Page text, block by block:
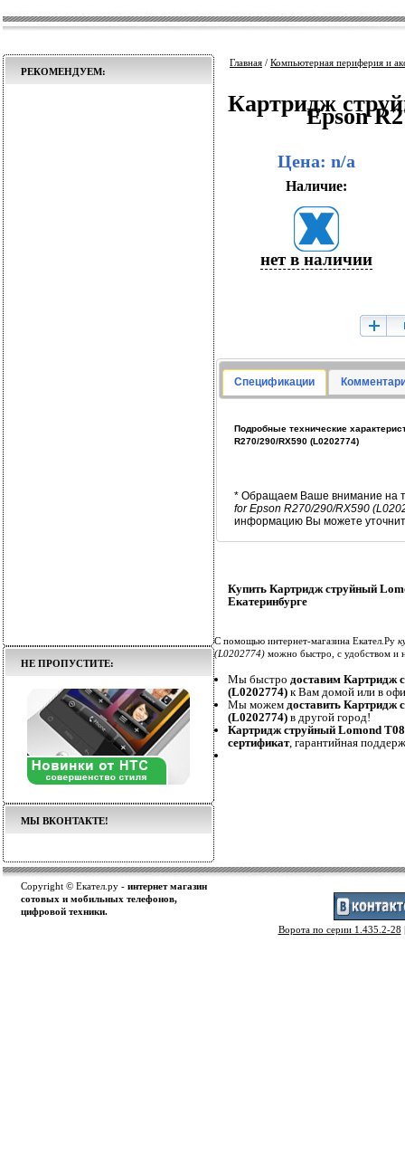
РЕКОМЕНДУЕМ:
НЕ ПРОПУСТИТЕ:
МЫ ВКОНТАКТЕ!
Главная / Компьютерная периферия и
КартриджEpson
Цена: n/a
Наличие:
нет в наличии
Спецификации
Подробные технические
R270/290/RX590 (L0202774)
* Обращаем Ваше внимание на
for Epson R270/290/RX590
информацию Вы можете
Купить Картридж струйный
Екатеринбурге
С помощью интернет-магазина Екател.Ру
(L0202774) можно быстро, с удобством и
Мы быстро доставим Картридж
(L0202774) к Вам домой или в
Мы можем доставить Картридж
(L0202774) в другой город!
Картридж струйный Lomond
сертификат, гарантийная
Copyright © Екател.ру - интернет магазин
сотовых и мобильных телефонов,
цифровой техники.
Ворота по серии 1.435.2-28